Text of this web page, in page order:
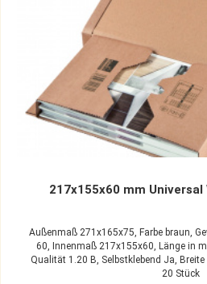
217x155x60 mm
Außenmaß 271x165x75, Farbe braun,
60, Innenmaß 217x155x60, Länge in
Qualität 1.20 B, Selbstklebend Ja,
20 Stück